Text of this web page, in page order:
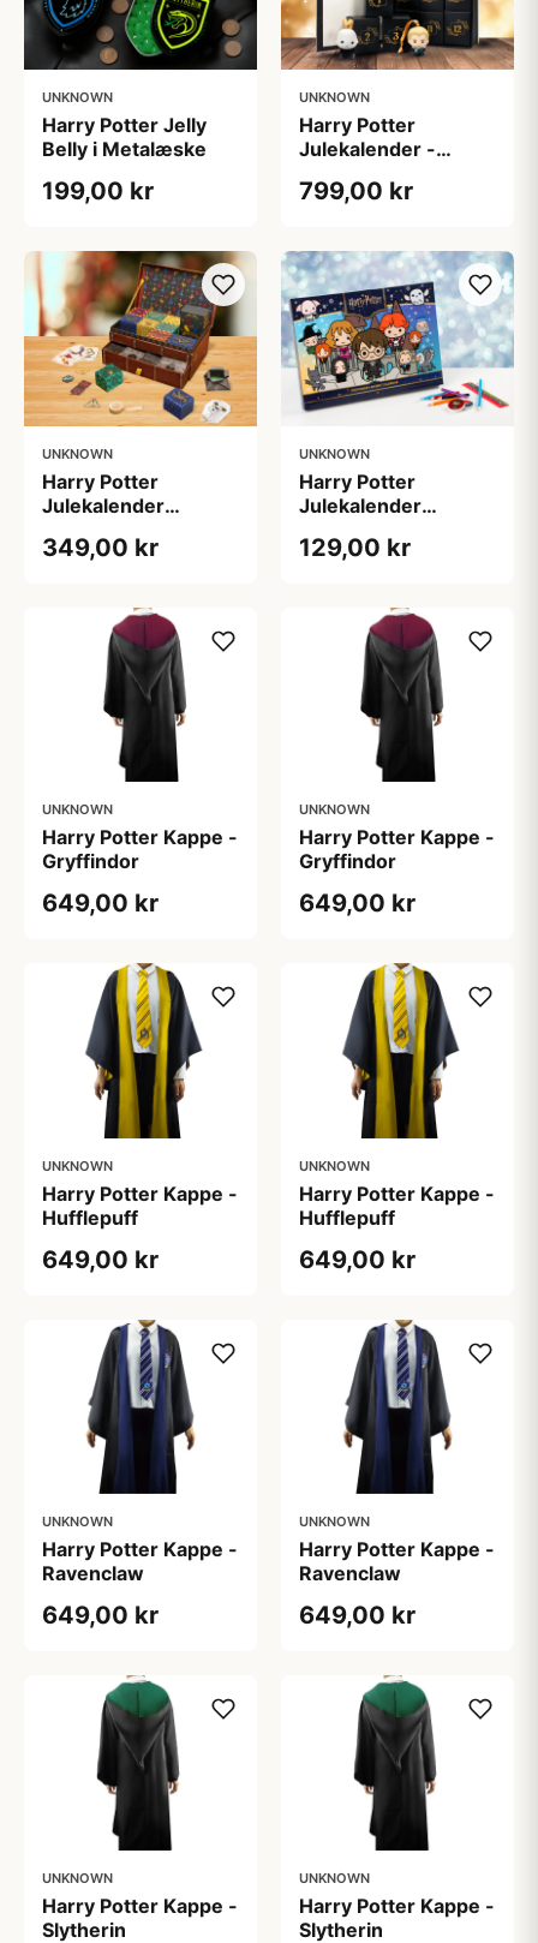
UNKNOWN
Harry Potter Jelly
Belly i Metalæske
199,00 kr
UNKNOWN
Harry Potter
Julekalender -
799,00 kr
UNKNOWN
Harry Potter
Julekalender
349,00 kr
UNKNOWN
Harry Potter
Julekalender
129,00 kr
UNKNOWN
Harry Potter Kappe -
Gryffindor
649,00 kr
UNKNOWN
Harry Potter Kappe -
Gryffindor
649,00 kr
UNKNOWN
Harry Potter Kappe -
Hufflepuff
649,00 kr
UNKNOWN
Harry Potter Kappe -
Hufflepuff
649,00 kr
UNKNOWN
Harry Potter Kappe -
Ravenclaw
649,00 kr
UNKNOWN
Harry Potter Kappe -
Ravenclaw
649,00 kr
UNKNOWN
Harry Potter Kappe -
Slytherin
UNKNOWN
Harry Potter Kappe -
Slytherin